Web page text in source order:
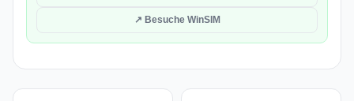
↗ Besuche WinSIM